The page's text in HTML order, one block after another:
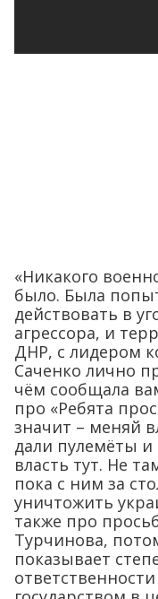
«Никакого
было. Была
действовать в
агрессора, и
ДНР, с лидером
Саченко лично
чём сообщала
про «Ребята
значит – меняй
дали пулемёты
власть тут. Не
пока с ним за
уничтожить
также про
Турчинова,
показывает